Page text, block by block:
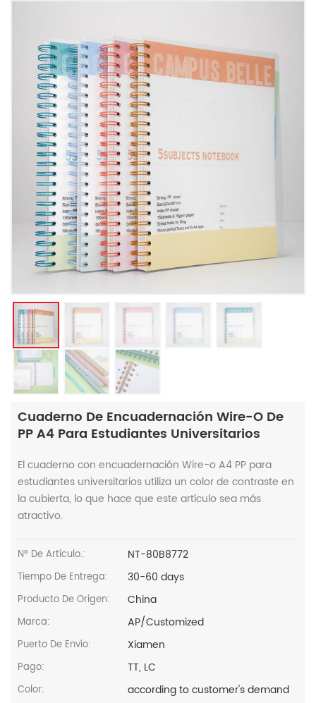
Cuaderno De Encuadernación Wire-O De
PP A4 Para Estudiantes Universitarios
El cuaderno con encuadernación Wire-o A4 PP para
estudiantes universitarios utiliza un color de contraste en
la cubierta, lo que hace que este artículo sea más
atractivo.
Nº De Artículo.: NT-80B8772
Tiempo De Entrega: 30-60 days
Producto De Origen: China
Marca: AP/Customized
Puerto De Envío: Xiamen
Pago: TT, LC
Color: according to customer's demand